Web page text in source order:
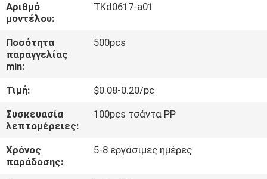
ΠΟΙΟΤΙΚΌΣ
ΈΛΕΓΧΟΣ
ΕΛΆΤΕ
ΣΕ
ΕΠΑΦΉ
ΜΕ
Αριθμό
μοντέλου:
TKd0617-a01
Ποσότητα
παραγγελίας
min:
500pcs
Τιμή:
$0.08-0.20/pc
Συσκευασία
λεπτομέρειες:
100pcs τσάντα PP
Χρόνος
παράδοσης:
5-8 εργάσιμες ημέρες